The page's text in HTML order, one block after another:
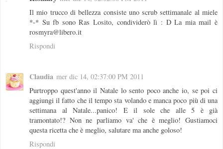
Il mio trucco di bellezza consiste uno scrub settimanale al miele
*-* Su fb sono Ras Losito, condividerò lì : D La mia mail è
rosmyra@libero.it
Rispondi
Claudia mer dic 14, 02:37:00 PM 2011
Purtroppo quest'anno il Natale lo sento poco anche io, se poi ci
aggiungi il fatto che il tempo sta volando e manca poco più di una
settimana al Natale...panico! E il sole che alle 5 è già
tramontato!? Non ne parliamo va' che è meglio! Gustiamoci
questa ricetta che è meglio, salutare ma anche goloso!
Rispondi